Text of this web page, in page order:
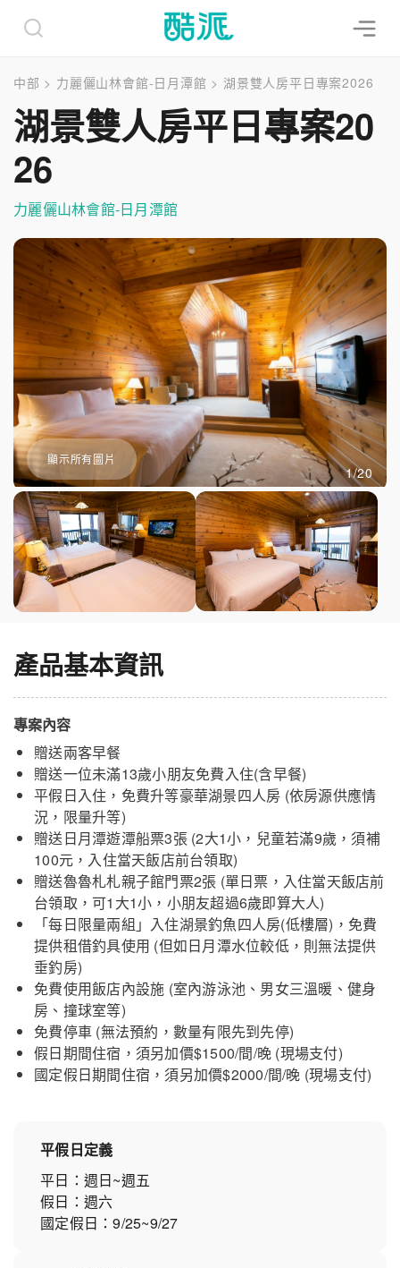
中部 > 力麗儷山林會館-日月潭館 > 湖景雙人房平日專案2026
湖景雙人房平日專案20
26
力麗儷山林會館-日月潭館
顯示所有圖片
1/20
產品基本資訊
專案內容
贈送兩客早餐
贈送一位未滿13歲小朋友免費入住(含早餐)
平假日入住，免費升等豪華湖景四人房 (依房源供應情
況，限量升等)
贈送日月潭遊潭船票3張 (2大1小，兒童若滿9歲，須補
100元，入住當天飯店前台領取)
贈送魯魯札札親子館門票2張 (單日票，入住當天飯店前
台領取，可1大1小，小朋友超過6歲即算大人)
「每日限量兩組」入住湖景釣魚四人房(低樓層)，免費
提供租借釣具使用 (但如日月潭水位較低，則無法提供
垂釣房)
免費使用飯店內設施 (室內游泳池、男女三溫暖、健身
房、撞球室等)
免費停車 (無法預約，數量有限先到先停)
假日期間住宿，須另加價$1500/間/晚 (現場支付)
國定假日期間住宿，須另加價$2000/間/晚 (現場支付)
平假日定義
平日：週日~週五
假日：週六
國定假日：9/25~9/27